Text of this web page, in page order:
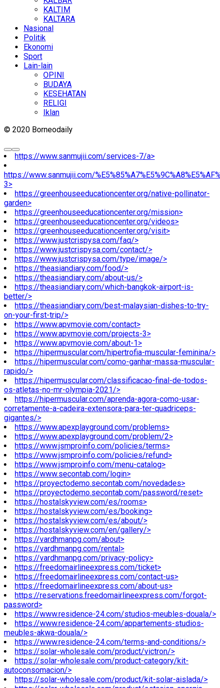
KALTIM
KALTARA
Nasional
Politik
Ekonomi
Sport
Lain-lain
OPINI
BUDAYA
KESEHATAN
RELIGI
Iklan
© 2020 Borneodaily
https://www.sanmujii.com/services-7/a>
https://www.sanmujii.com/
3>
https://greenhouseeducationcenter.org/native-pollinator-
garden>
https://greenhouseeducationcenter.org/mission>
https://greenhouseeducationcenter.org/videos>
https://greenhouseeducationcenter.org/visit>
https://www.justcrispysa.com/faq/>
https://www.justcrispysa.com/contact/>
https://www.justcrispysa.com/type/image/>
https://theasiandiary.com/food/>
https://theasiandiary.com/about-us/>
https://theasiandiary.com/which-bangkok-airport-is-
better/>
https://theasiandiary.com/best-malaysian-dishes-to-try-
on-your-first-trip/>
https://www.apvmovie.com/contact>
https://www.apvmovie.com/projects-3>
https://www.apvmovie.com/about-1>
https://hipermuscular.com/hipertrofia-muscular-feminina/>
https://hipermuscular.com/como-ganhar-massa-muscular-
rapido/>
https://hipermuscular.com/classificacao-final-de-todos-
os-atletas-no-mr-olympia-2021/>
https://hipermuscular.com/aprenda-agora-como-usar-
corretamente-a-cadeira-extensora-para-ter-quadriceps-
gigantes/>
https://www.apexplayground.com/problems>
https://www.apexplayground.com/problem/2>
https://www.jsmproinfo.com/policies/terms>
https://www.jsmproinfo.com/policies/refund>
https://www.jsmproinfo.com/menu-catalog>
https://www.secontab.com/login>
https://proyectodemo.secontab.com/novedades>
https://proyectodemo.secontab.com/password/reset>
https://hostalskyview.com/es/rooms>
https://hostalskyview.com/es/booking>
https://hostalskyview.com/es/about/>
https://hostalskyview.com/en/gallery/>
https://vardhmanpg.com/about>
https://vardhmanpg.com/rental>
https://vardhmanpg.com/privacy-policy>
https://freedomairlineexpress.com/ticket>
https://freedomairlineexpress.com/contact-us>
https://freedomairlineexpress.com/about-us>
https://reservations.freedomairlineexpress.com/forgot-
password>
https://www.residence-24.com/studios-meubles-douala/>
https://www.residence-24.com/appartements-studios-
meubles-akwa-douala/>
https://www.residence-24.com/terms-and-conditions/>
https://solar-wholesale.com/product/victron/>
https://solar-wholesale.com/product-category/kit-
autoconsomacion/>
https://solar-wholesale.com/product/kit-solar-aislada/>